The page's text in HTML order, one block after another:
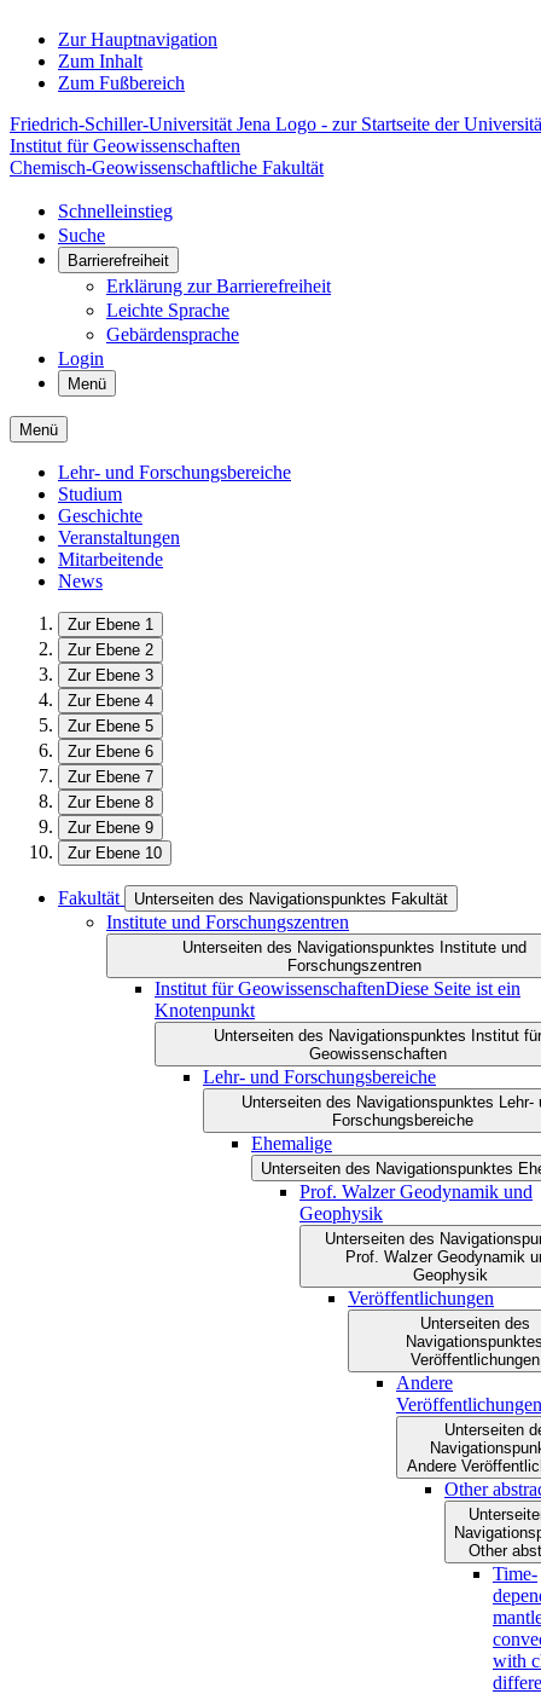
Zur Hauptnavigation
Zum Inhalt
Zum Fußbereich
Friedrich-Schiller-Universität Jena Logo - zur Startseite der
Institut für Geowissenschaften
Chemisch-Geowissenschaftliche Fakultät
Schnelleinstieg
Suche
Barrierefreiheit
Erklärung zur Barrierefreiheit
Leichte Sprache
Gebärdensprache
Login
Menü
Menü
Lehr- und Forschungsbereiche
Studium
Geschichte
Veranstaltungen
Mitarbeitende
News
Zur Ebene 1
Zur Ebene 2
Zur Ebene 3
Zur Ebene 4
Zur Ebene 5
Zur Ebene 6
Zur Ebene 7
Zur Ebene 8
Zur Ebene 9
Zur Ebene 10
Fakultät Unterseiten des Navigationspunktes Fakultät
Institute und Forschungszentren
Unterseiten des Navigationspunktes Institute und
Forschungszentren
Institut für GeowissenschaftenDiese Seite ist ein
Knotenpunkt
Unterseiten des Navigationspunktes Institut für
Geowissenschaften
Lehr- und Forschungsbereiche
Unterseiten des Navigationspunktes Lehr-
Forschungsbereiche
Ehemalige
Unterseiten des Navigationspunktes
Prof. Walzer Geodynamik und
Geophysik
Unterseiten des
Prof. Walzer Geodynamik
Geophysik
Veröffentlichungen
Unterseiten des
Veröffentlichungen
Andere
Veröffentlichungen
Unterseiten
Andere
Other
Other
Time-
with